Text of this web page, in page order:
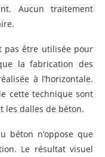
Aucun traitement
pas être utilisée pour
la fabrication des
à l’horizontale.
cette technique sont
les dalles de béton.
béton n’oppose que
Le résultat visuel